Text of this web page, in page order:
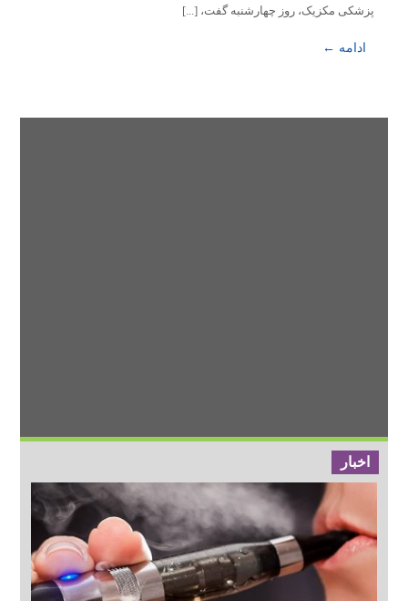
پزشکی مکزیک، روز چهارشنبه گفت، [...]
ادامه ←
اخبار